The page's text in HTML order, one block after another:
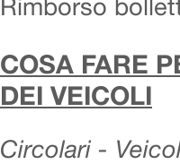
Rimborso
COSA FARE
DEI VEICOLI
Circolari -